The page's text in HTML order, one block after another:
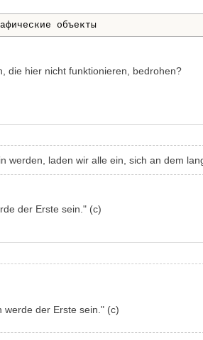
объекты
die hier nicht funktionieren, bedrohen?
werden, laden wir alle ein, sich an dem
der Erste sein." (с)
werde der Erste sein." (с)